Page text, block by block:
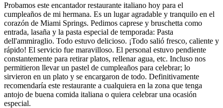
Probamos este encantador restaurante italiano hoy para el
cumpleaños de mi hermana. Es un lugar agradable y tranquilo en el
corazón de Miami Springs. Pedimos caprese y bruschetta como
entrada, lasaña y la pasta especial de temporada: Pasta
dell'ammiraglio. Todo estuvo delicioso. ¡Todo salió fresco, caliente y
rápido! El servicio fue maravilloso. El personal estuvo pendiente
constantemente para retirar platos, rellenar agua, etc. Incluso nos
permitieron llevar un pastel de cumpleaños para celebrar; lo
sirvieron en un plato y se encargaron de todo. Definitivamente
recomendaría este restaurante a cualquiera en la zona que tenga
antojo de buena comida italiana o quiera celebrar una ocasión
especial.